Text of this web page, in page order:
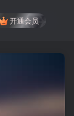
开通会员